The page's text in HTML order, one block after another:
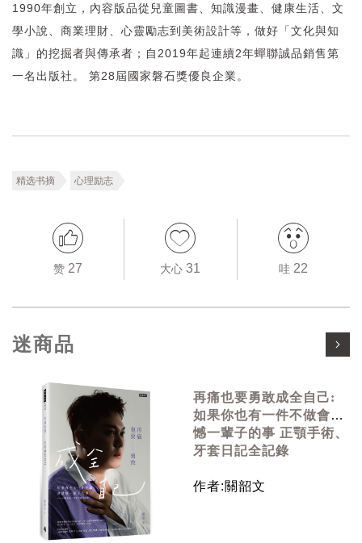
1990年創立，內容版品從兒童圖書、知識漫畫、健康生活、文
學小說、商業理財、心靈勵志到美術設計等，做好「文化與知
識」的挖掘者與傳承者；自2019年起連續2年蟬聯誠品銷售第
一名出版社。 第28屆國家磐石獎優良企業。
精选书摘 心理励志
赞 27 大心31 哇 22
迷商品
再痛也要勇敢成全自己:
如果你也有一件不做會遺
憾一輩子的事 正顎手術、
牙套日記全記錄
作者:關韶文